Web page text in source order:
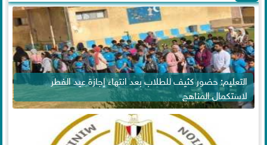
التعليم: حضور كثيف للطلاب بعد انتهاء إجازة عيد الفطر
لاستكمال المناهج